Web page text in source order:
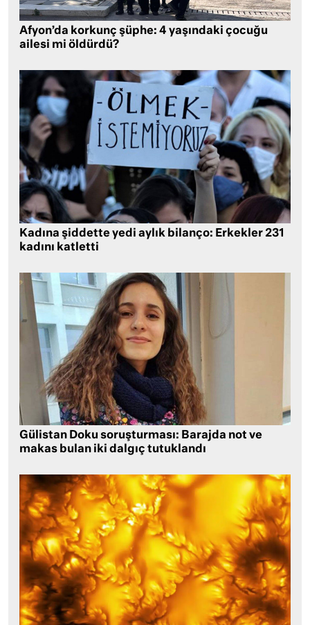
Afyon’da korkunç şüphe: 4 yaşındaki çocuğu
ailesi mi öldürdü?
Kadına şiddette yedi aylık bilanço: Erkekler 231
kadını katletti
Gülistan Doku soruşturması: Barajda not ve
makas bulan iki dalgıç tutuklandı